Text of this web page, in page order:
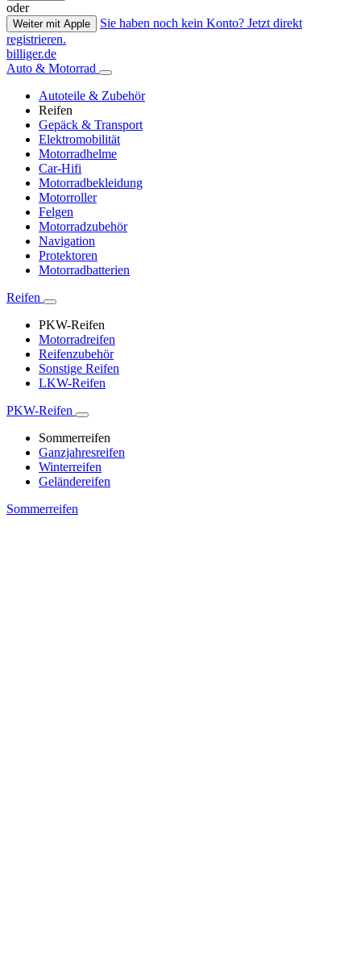
oder
Weiter mit Apple
Sie haben noch kein Konto? Jetzt direkt
registrieren.
billiger.de
Auto & Motorrad
Autoteile & Zubehör
Reifen
Gepäck & Transport
Elektromobilität
Motorradhelme
Car-Hifi
Motorradbekleidung
Motorroller
Felgen
Motorradzubehör
Navigation
Protektoren
Motorradbatterien
Reifen
PKW-Reifen
Motorradreifen
Reifenzubehör
Sonstige Reifen
LKW-Reifen
PKW-Reifen
Sommerreifen
Ganzjahresreifen
Winterreifen
Geländereifen
Sommerreifen